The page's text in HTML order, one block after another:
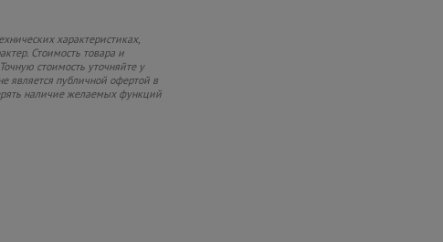
характеристиках,
Стоимость товара и
стоимость уточняйте у
является публичной офертой в
наличие желаемых функций